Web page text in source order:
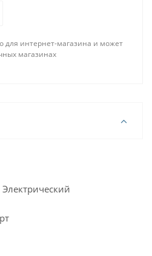
для интернет-магазина и может
магазинах